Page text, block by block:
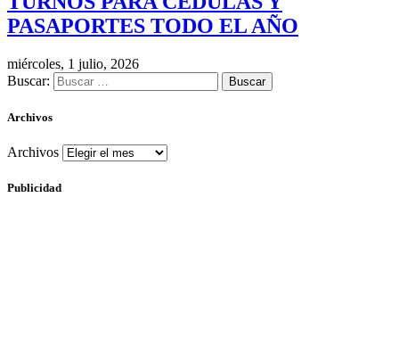
PASAPORTES TODO EL AÑO
miércoles, 1 julio, 2026
Buscar:
Archivos
Archivos
Publicidad